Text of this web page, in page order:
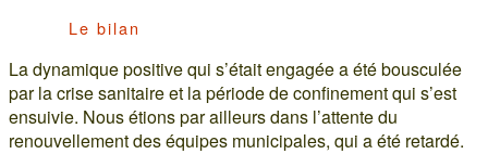
Le bilan
La dynamique positive qui s’était engagée a été bousculée
par la crise sanitaire et la période de confinement qui s’est
ensuivie. Nous étions par ailleurs dans l’attente du
renouvellement des équipes municipales, qui a été retardé.